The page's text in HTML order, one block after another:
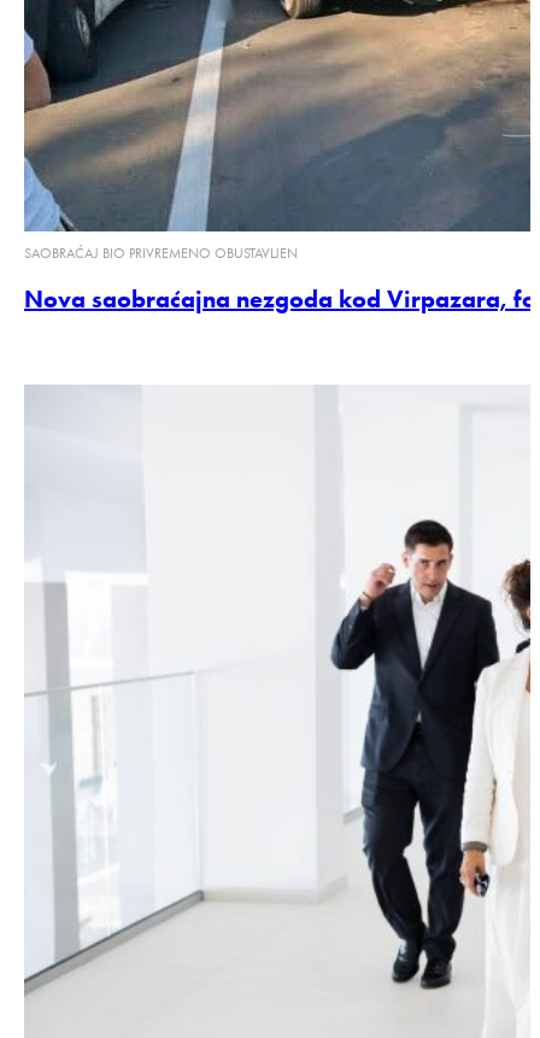
SAOBRAĆAJ BIO PRIVREMENO OBUSTAVLJEN
Nova saobraćajna nezgoda kod Virpazara,